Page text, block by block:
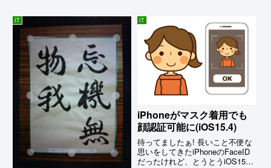
IT IT
iPhoneがマスク着用でも
顔認証可能に(iOS15.4)
待ってましたぁ! 長いこと不便な
思いをしてきたiPhoneのFaceID
だったけれど、とうとうiOS15.4